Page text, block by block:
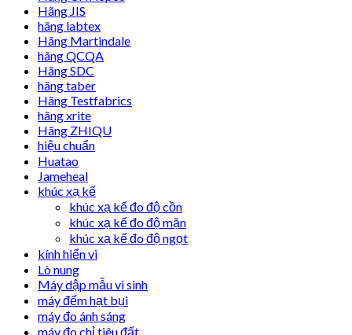
Hãng JIS
hãng labtex
Hãng Martindale
hãng QCQA
Hãng SDC
hãng taber
Hãng Testfabrics
hãng xrite
Hãng ZHIQU
hiệu chuẩn
Huatao
Jameheal
khúc xạ kế
khúc xạ kế đo độ cồn
khúc xạ kế đo độ mặn
khúc xạ kế đo độ ngọt
kính hiển vi
Lò nung
Máy dập mẫu vi sinh
máy đếm hạt bụi
máy đo ánh sáng
máy đo chỉ tiêu đất